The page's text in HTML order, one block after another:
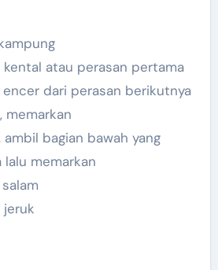
atau perasan pertama
dari perasan berikutnya
memarkan
bagian bawah yang
memarkan
jeruk